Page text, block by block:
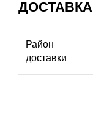
ДОСТАВКА
Район
доставки